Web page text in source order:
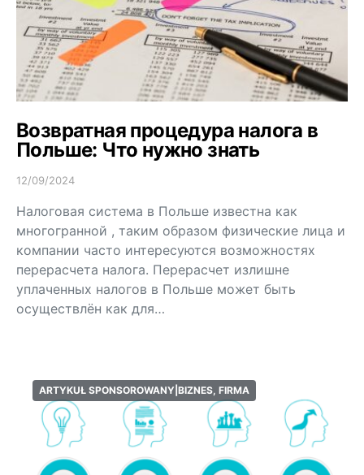
Возвратная процедура налога в
Польше: Что нужно знать
12/09/2024
Налоговая система в Польше известна как
многогранной , таким образом физические лица и
компании часто интересуются возможностях
перерасчета налога. Перерасчет излишне
уплаченных налогов в Польше может быть
осуществлён как для…
ARTYKUŁ SPONSOROWANY|BIZNES, FIRMA